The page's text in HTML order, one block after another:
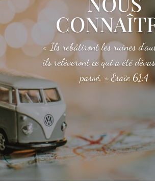
« Ils rebâtiront les ruines
ils relèveront ce qui a été
passé. » Esaïe 61:4